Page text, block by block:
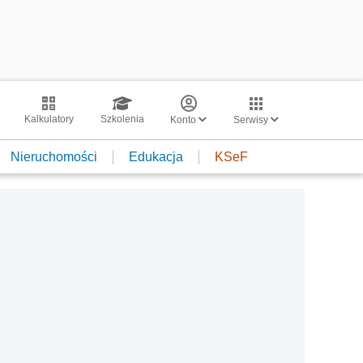
Kalkulatory Szkolenia Konto Serwisy
Nieruchomości Edukacja KSeF